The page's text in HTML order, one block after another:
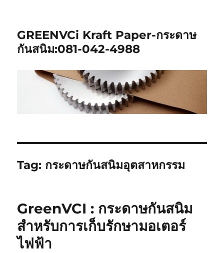
GREENVCi Kraft Paper-กระดาษ
กันสนิม:081-042-4988
Tag: กระดาษกันสนิมอุตสาหกรรม
GreenVCI : กระดาษกันสนิม
สำหรับการเก็บรักษามอเตอร์
ไฟฟ้า